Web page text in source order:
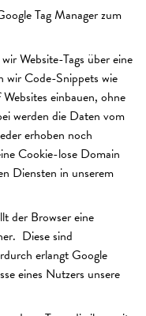
Tag Manager zum
Website-Tags über eine
wir Code-Snippets wie
einbauen, ohne
werden die Daten vom
erhoben noch
Cookie-lose Domain
Diensten in unserem
der Browser eine
Diese sind
erlangt Google
eines Nutzers unsere